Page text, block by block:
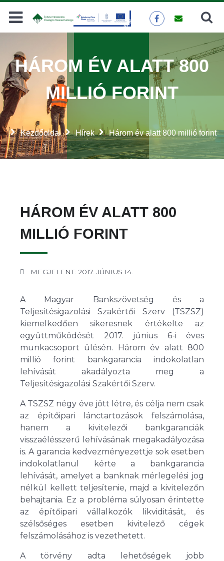
Keresés
Kezdőoldal Hírek Három év alatt 800 millió forint
HÁROM ÉV ALATT 800
MILLIÓ FORINT
HÁROM ÉV ALATT 800
MILLIÓ FORINT
MEGJELENT: 2017. JÚNIUS 14.
A Magyar Bankszövetség és a
Teljesítésigazolási Szakértői Szerv (TSZSZ)
kiemelkedően sikeresnek értékelte az
együttműködését 2017. június 6-i éves
munkacsoport ülésén. Három év alatt 800
millió forint bankgarancia indokolatlan
lehívását akadályozta meg a
Teljesítésigazolási Szakértői Szerv.
A TSZSZ négy éve jött létre, és célja nem csak
az építőipari lánctartozások felszámolása,
hanem a kivitelezői bankgaranciák
visszaélésszerű lehívásának megakadályozása
is. A garancia kedvezményezettje sok esetben
indokolatlanul kérte a bankgarancia
lehívását, amelyet a banknak mérlegelési jog
nélkül kellett teljesítenie, majd a kivitelezőn
behajtania. Ez a probléma súlyosan érintette
az építőipari vállalkozók likviditását, és
szélsőséges esetben kivitelező cégek
felszámolásához is vezethetett.
A törvény adta lehetőségek jobb